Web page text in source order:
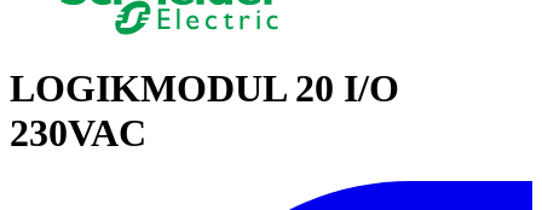
LOGIKMODUL 20 I/O
230VAC